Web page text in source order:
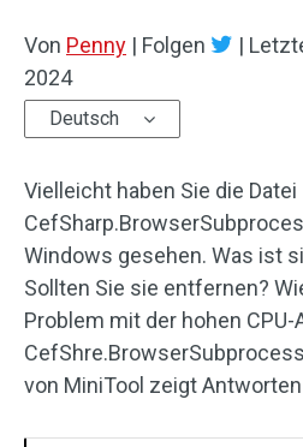
Von Penny | Folgen |
2024
Deutsch
Vielleicht haben Sie die Datei
Windows gesehen. Was ist
Sollten Sie sie entfernen?
Problem mit der hohen
von MiniTool zeigt